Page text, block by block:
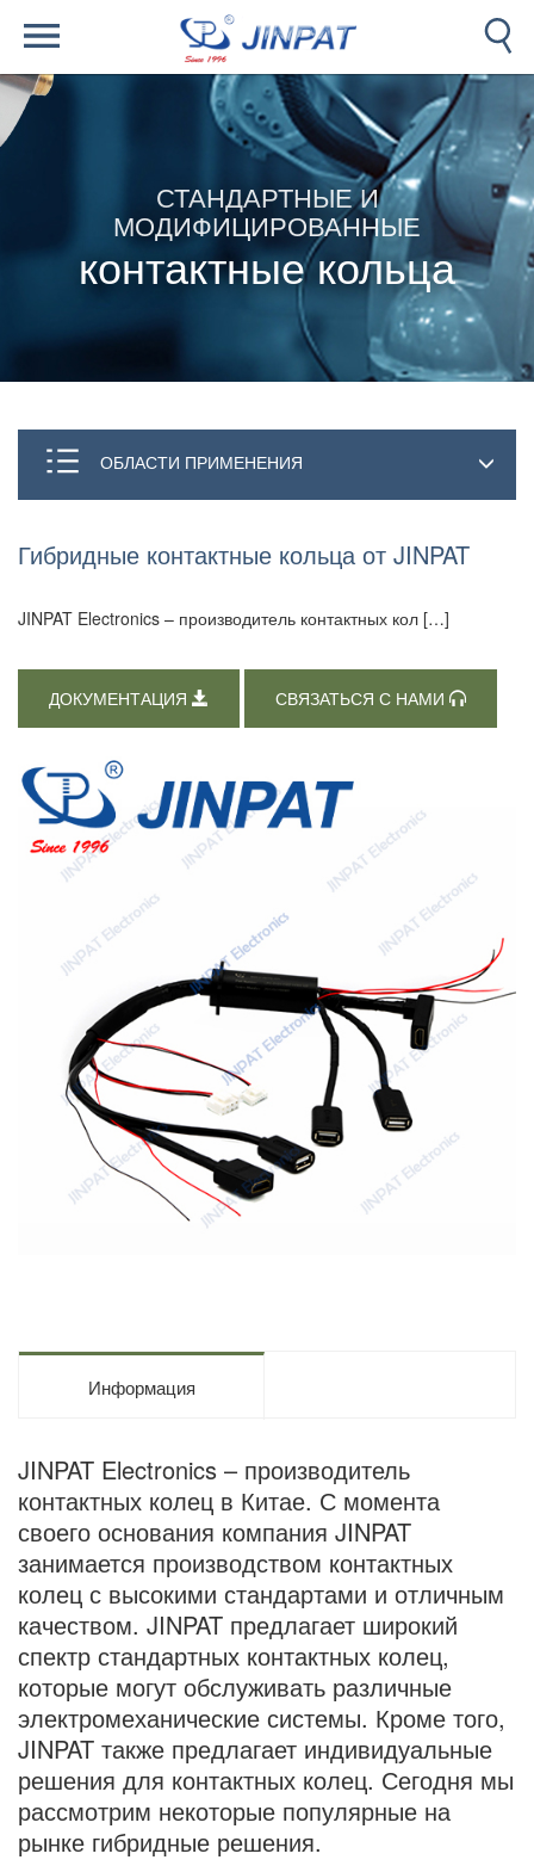
СТАНДАРТНЫЕ И
МОДИФИЦИРОВАННЫЕ
контактные кольца
ОБЛАСТИ ПРИМЕНЕНИЯ
Гибридные контактные кольца от JINPAT
JINPAT Electronics – производитель контактных кол […]
ДОКУМЕНТАЦИЯ СВЯЗАТЬСЯ С НАМИ
Информация
JINPAT Electronics – производитель
контактных колец в Китае. С момента
своего основания компания JINPAT
занимается производством контактных
колец с высокими стандартами и отличным
качеством. JINPAT предлагает широкий
спектр стандартных контактных колец,
которые могут обслуживать различные
электромеханические системы. Кроме того,
JINPAT также предлагает индивидуальные
решения для контактных колец. Сегодня мы
рассмотрим некоторые популярные на
рынке гибридные решения.